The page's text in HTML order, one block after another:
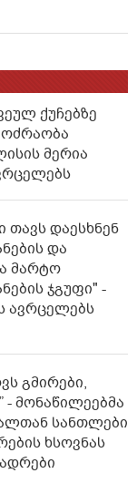
ქუჩებზე
მერია
თავს დაესხნენ
და
მარტო
ჯგუფი" -
ავრცელებს
გმირები,
- მონაწილეებმა
სანთლები
ხსოვნას